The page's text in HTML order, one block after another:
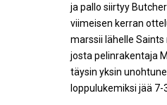
ja pallo siirtyy
viimeisen kerran
marssii lähelle
josta pelinrakentaja
täysin yksin
loppulukemiksi jää 7-